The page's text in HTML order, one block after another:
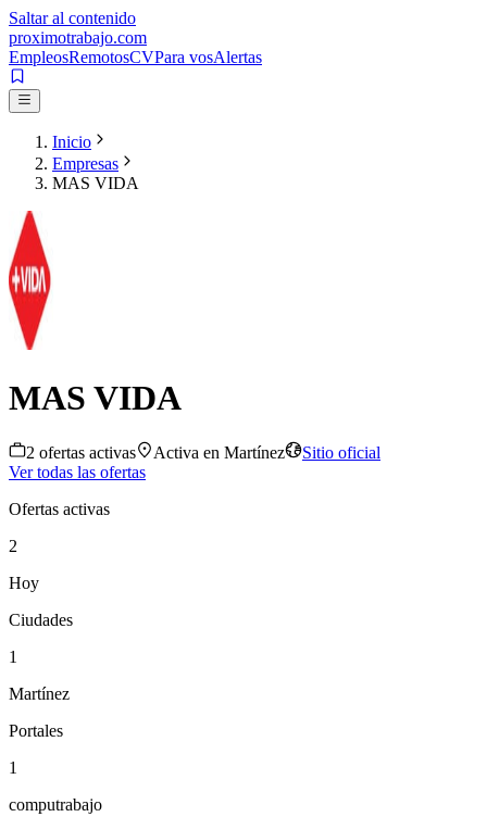
Saltar al contenido
proximotrabajo.com
EmpleosRemotosCVPara vosAlertas
Inicio
Empresas
MAS VIDA
MAS VIDA
2 ofertas activas Activa en Martínez
Sitio oficial
Ver todas las ofertas
Ofertas activas
2
Hoy
Ciudades
1
Martínez
Portales
1
computrabajo